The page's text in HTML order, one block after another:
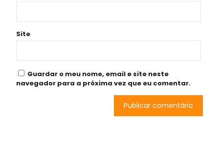
Site
Guardar o meu nome, email e site neste
navegador para a próxima vez que eu comentar.